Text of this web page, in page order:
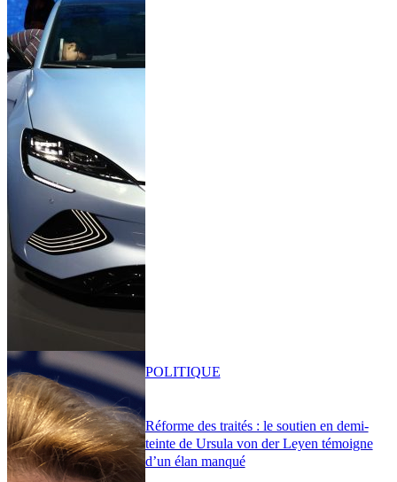
Réforme des traités : le soutien en demi-
teinte de Ursula von der Leyen témoigne
d’un élan manqué
POLITIQUE